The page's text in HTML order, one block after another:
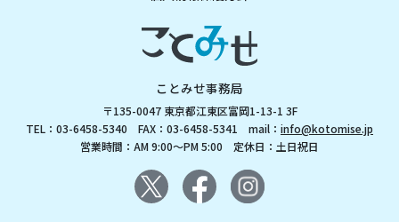
ことみせ事務局
〒135-0047 東京都江東区富岡1-13-1 3F
TEL：03-6458-5340 FAX：03-6458-5341 mail： info@kotomise.jp
営業時間：AM 9:00～PM 5:00 定休日：土日祝日